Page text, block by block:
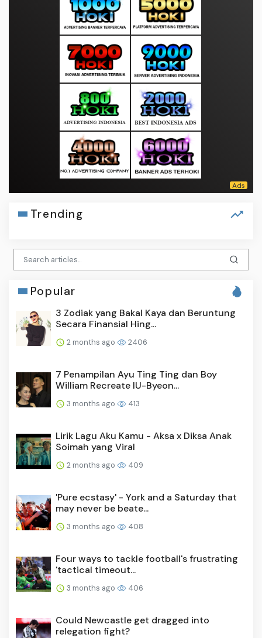
Trending
Popular
3 Zodiak yang Bakal Kaya dan Beruntung
Secara Finansial Hing...
2 months ago 2406
7 Penampilan Ayu Ting Ting dan Boy
William Recreate IU-Byeon...
3 months ago 413
Lirik Lagu Aku Kamu - Aksa x Diksa Anak
Soimah yang Viral
2 months ago 409
'Pure ecstasy' - York and a Saturday that
may never be beate...
3 months ago 408
Four ways to tackle football's frustrating
'tactical timeout...
3 months ago 406
Could Newcastle get dragged into
relegation fight?